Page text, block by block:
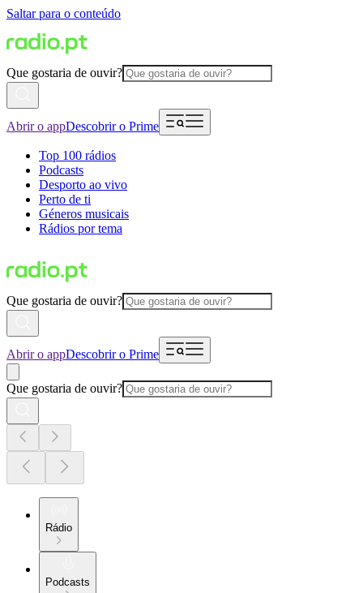
Saltar para o conteúdo
Que gostaria de ouvir?
Abrir o appDescobrir o Prime
Top 100 rádios
Podcasts
Desporto ao vivo
Perto de ti
Géneros musicais
Rádios por tema
Que gostaria de ouvir?
Abrir o appDescobrir o Prime
Que gostaria de ouvir?
Rádio
Podcasts